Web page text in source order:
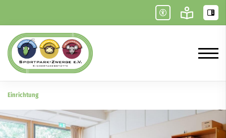
Einrichtung